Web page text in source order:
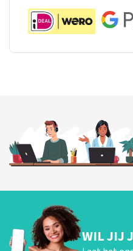
WIL JIJ